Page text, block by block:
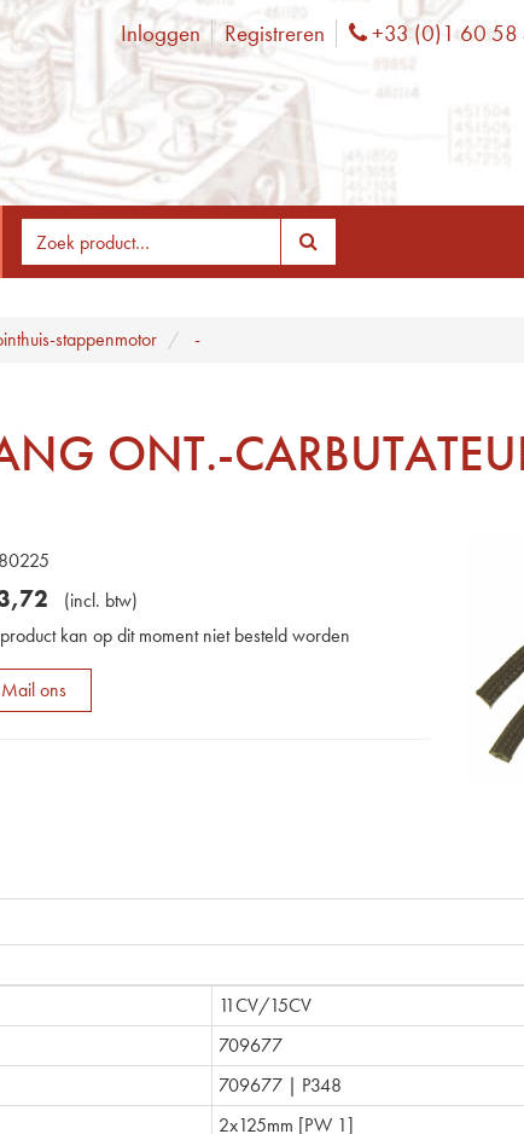
Inloggen Registreren Phone
+33 (0)1 60 58
stappenmotor -
ONT.-
,72 (incl. btw)
kan op dit moment niet besteld worden
Mail ons
11CV/15CV
709677
709677 | P348
2x125mm [PW 1]